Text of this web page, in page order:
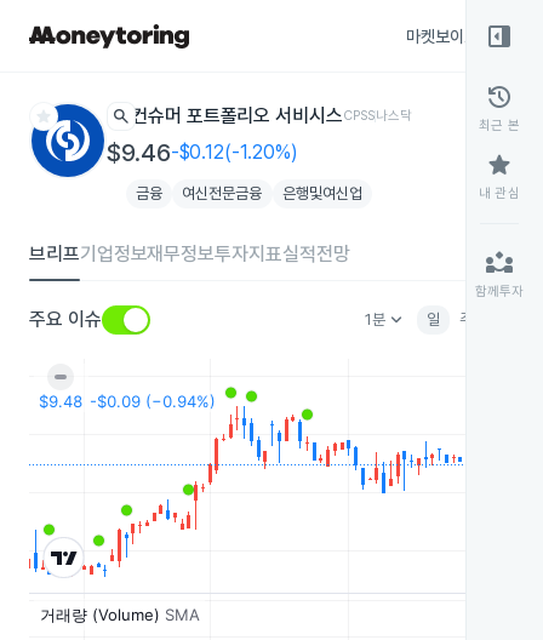
마켓보이스
star search 컨슈머 포트폴리오 서비시스CPSS나스닥
$9.46-$0.12(-1.20%)
금융 여신전문금융 은행및여신업
브리프기업정보재무정보투자지표실적전망
주요 이슈 1분keyboard_arrow_down 일 주
right_panel_open
history
최근 본
star
내 관심
partner_exchange
함께투자